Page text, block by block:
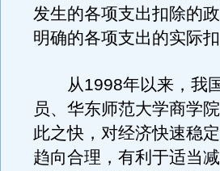
发生的各项支出扣除的
明确的各项支出的实际扣
从1998年以来，我国
员、华东师范大学商学
此之快，对经济快速稳
趋向合理，有利于适当